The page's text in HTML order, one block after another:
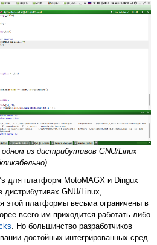
из дистрибутивов GNU/Linux
для платформ MotoMAGX и Dingux
дистрибутивах GNU/Linux,
этой платформы весьма ограничены в
всего им приходится работать либо
. Но большинство разработчиков
достойных интегрированных сред